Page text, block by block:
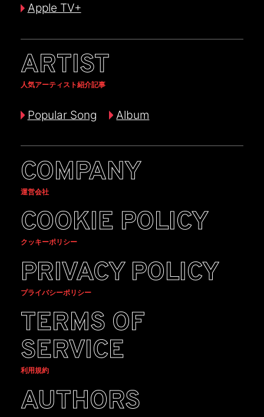
Apple TV+
ARTIST
人気アーティスト紹介記事
Popular Song Album
COMPANY
運営会社
COOKIE POLICY
クッキーポリシー
PRIVACY POLICY
プライバシーポリシー
TERMS OF
SERVICE
利用規約
AUTHORS